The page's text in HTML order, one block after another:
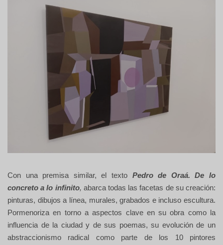
Con una premisa similar, el texto Pedro de Oraá. De lo
concreto a lo infinito, abarca todas las facetas de su creación:
pinturas, dibujos a línea, murales, grabados e incluso escultura.
Pormenoriza en torno a aspectos clave en su obra como la
influencia de la ciudad y de sus poemas, su evolución de un
abstraccionismo radical como parte de los 10 pintores